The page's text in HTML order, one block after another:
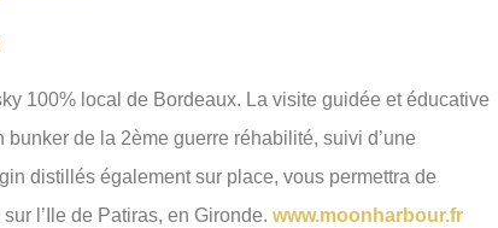
100% local de Bordeaux. La visite guidée et éducative
de la 2ème guerre réhabilité, suivi d’une
distillés également sur place, vous permettra de
l’Ile de Patiras, en Gironde. www.moonharbour.fr